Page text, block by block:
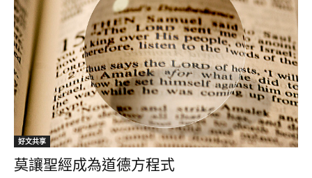
好文共享
莫讓聖經成為道德方程式